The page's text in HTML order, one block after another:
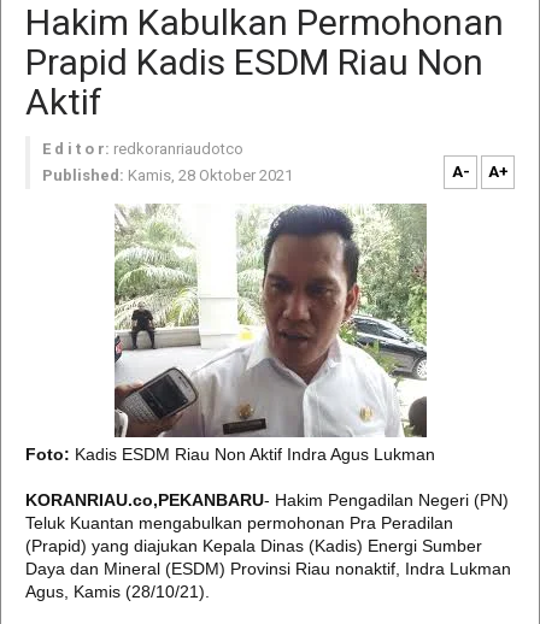
Hakim Kabulkan Permohonan
Prapid Kadis ESDM Riau Non
Aktif
E d i t o r: redkoranriaudotco
Published: Kamis, 28 Oktober 2021 A- A+
Foto: Kadis ESDM Riau Non Aktif Indra Agus Lukman
KORANRIAU.co,PEKANBARU- Hakim Pengadilan Negeri (PN)
Teluk Kuantan mengabulkan permohonan Pra Peradilan
(Prapid) yang diajukan Kepala Dinas (Kadis) Energi Sumber
Daya dan Mineral (ESDM) Provinsi Riau nonaktif, Indra Lukman
Agus, Kamis (28/10/21).